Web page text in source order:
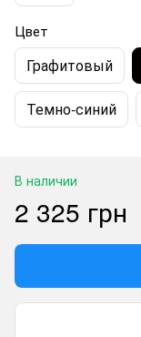
Цвет
Графитовый
Темно-синий
В наличии
2 325 грн